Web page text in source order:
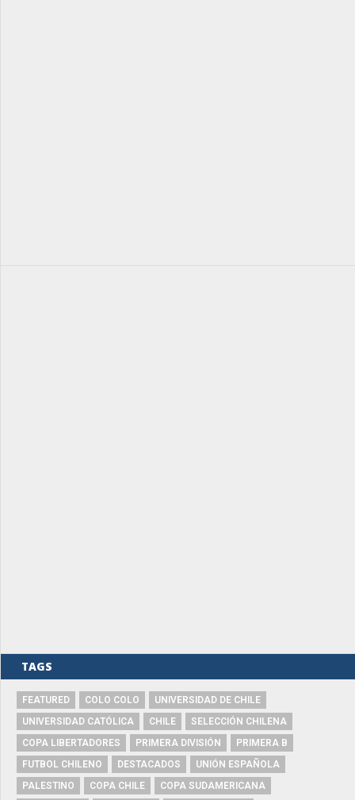
TAGS
FEATURED COLO COLO
UNIVERSIDAD DE CHILE
UNIVERSIDAD CATÓLICA
CHILE
SELECCIÓN CHILENA
COPA LIBERTADORES
PRIMERA DIVISIÓN
PRIMERA B
FUTBOL CHILENO
DESTACADOS
UNIÓN ESPAÑOLA
PALESTINO
COPA CHILE
COPA SUDAMERICANA